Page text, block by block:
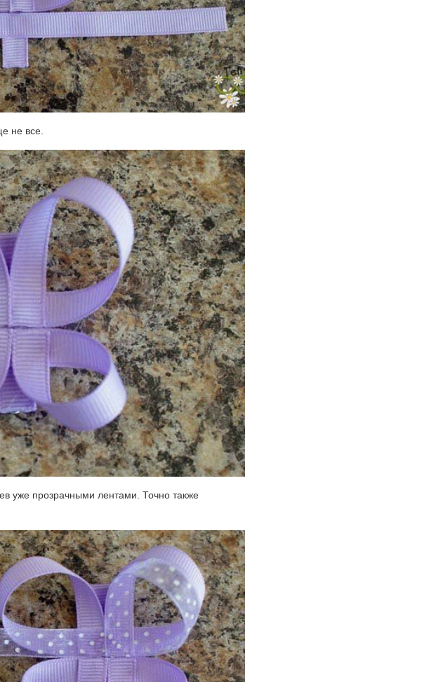
не все.
уже прозрачными лентами. Точно также